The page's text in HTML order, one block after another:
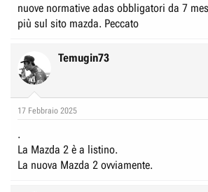
nuove normative adas obbligatori da 7
più sul sito mazda. Peccato
Temugin73
17 Febbraio 2025
.
La Mazda 2 è a listino.
La nuova Mazda 2 ovviamente.